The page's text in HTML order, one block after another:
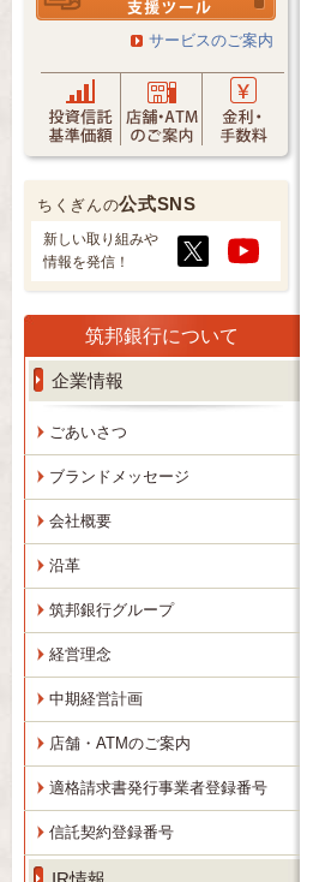
サービスのご案内
ちくぎんの公式SNS
新しい取り組みや
情報を発信！
筑邦銀行について
企業情報
ごあいさつ
ブランドメッセージ
会社概要
沿革
筑邦銀行グループ
経営理念
中期経営計画
店舗・ATMのご案内
適格請求書発行事業者登録番号
信託契約登録番号